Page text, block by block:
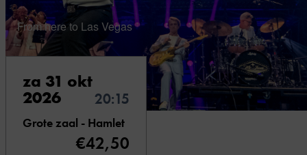
From here to Las Vegas
za 31 okt
2026 20:15
Grote zaal - Hamlet
€42,50